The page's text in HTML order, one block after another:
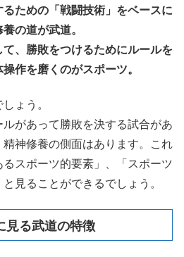
ための「戦闘技術」をベースに
の道が武道。
て、勝敗をつけるためにルールを
作を磨くのがスポーツ。
ょう。
があって勝敗を決する試合があ
神修養の側面はあります。これ
スポーツ的要素」、「スポーツ
見ることができるでしょう。
見る武道の特徴